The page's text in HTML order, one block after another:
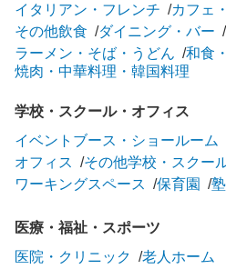
イタリアン・フレンチ
カフェ
その他飲食
ダイニング・バー
ラーメン・そば・うどん
和食
焼肉・中華料理・韓国料理
学校・スクール・オフィス
イベントブース・ショールーム
オフィス
その他学校・スクー
ワーキングスペース
保育園
医療・福祉・スポーツ
医院・クリニック
老人ホーム